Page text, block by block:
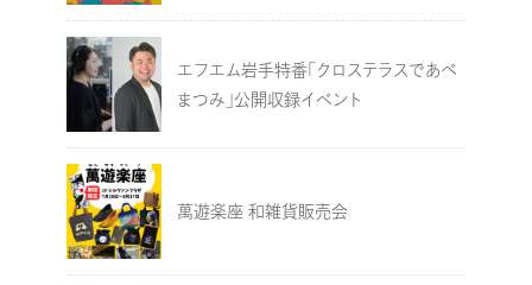
エフエム岩手特番「クロステラスであべ
まつみ」公開収録イベント
萬遊楽座 和雑貨販売会